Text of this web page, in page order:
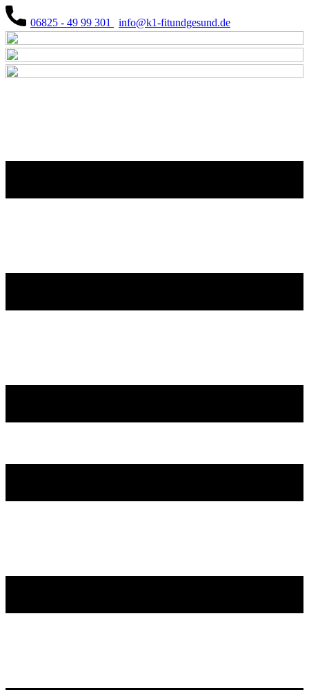
06825 - 49 99 301 info@k1-fitundgesund.de